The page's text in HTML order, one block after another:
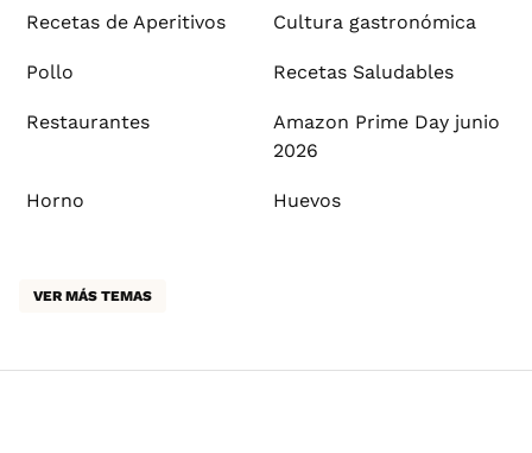
Recetas de Aperitivos Cultura gastronómica
Pollo Recetas Saludables
Restaurantes
Amazon Prime Day junio
2026
Horno Huevos
VER MÁS TEMAS